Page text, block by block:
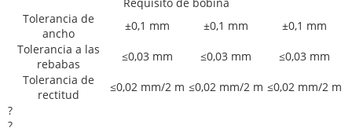
Tolerancia de
ancho
±0,1 mm ±0,1 mm
±0,1 mm
Tolerancia a las
rebabas
≤0,03 mm ≤0,03 mm
≤0,03 mm
Tolerancia de
rectitud
≤0,02 mm/2 m ≤0,02 mm/2 m ≤0,02 mm/2 m
?